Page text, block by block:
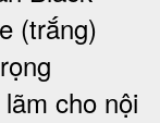
(trắng)
cho nội